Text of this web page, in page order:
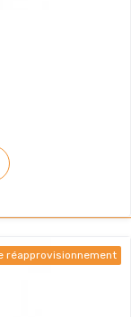
réapprovisionnement